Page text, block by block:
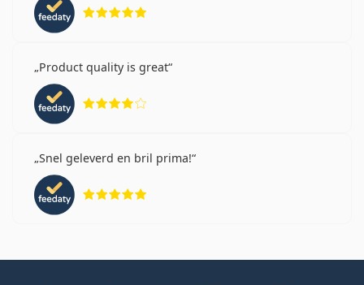
Product quality is great
Snel geleverd en bril prima!